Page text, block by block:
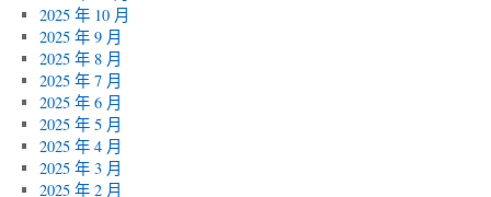
2025 年 10 月
2025 年 9 月
2025 年 8 月
2025 年 7 月
2025 年 6 月
2025 年 5 月
2025 年 4 月
2025 年 3 月
2025 年 2 月